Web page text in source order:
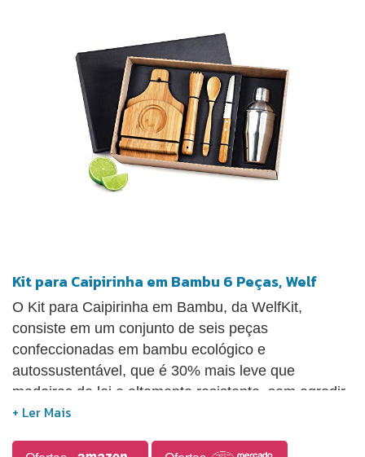
Kit para Caipirinha em Bambu 6 Peças, Welf
O Kit para Caipirinha em Bambu, da WelfKit,
consiste em um conjunto de seis peças
confeccionadas em bambu ecológico e
autossustentável, que é 30% mais leve que
madeiras de lei e altamente resistente, sem agredir
o meio ambiente. O kit inclui uma tábua, uma faca